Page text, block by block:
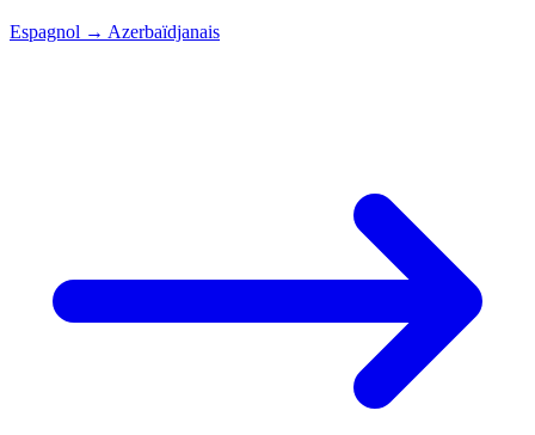
Espagnol → Azerbaïdjanais